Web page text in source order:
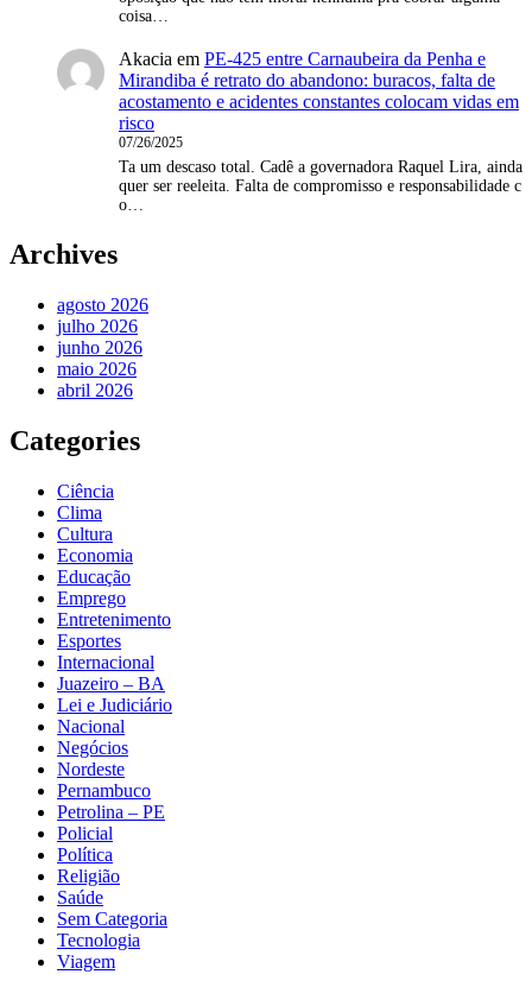
coisa…
Akacia em PE-425 entre Carnaubeira da Penha e
Mirandiba é retrato do abandono: buracos, falta de
acostamento e acidentes constantes colocam vidas em
risco
07/26/2025
Ta um descaso total. Cadê a governadora Raquel Lira, ainda
quer ser reeleita. Falta de compromisso e responsabilidade c
o…
Archives
agosto 2026
julho 2026
junho 2026
maio 2026
abril 2026
Categories
Ciência
Clima
Cultura
Economia
Educação
Emprego
Entretenimento
Esportes
Internacional
Juazeiro – BA
Lei e Judiciário
Nacional
Negócios
Nordeste
Pernambuco
Petrolina – PE
Policial
Política
Religião
Saúde
Sem Categoria
Tecnologia
Viagem